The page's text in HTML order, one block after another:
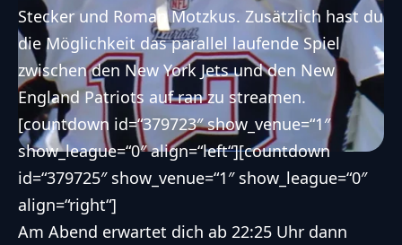
Stecker und Roman Motzkus. Zusätzlich hast du
die Möglichkeit das parallel laufende Spiel
zwischen den New York Jetsund den New
England Patriots auf ran zu streamen.
[countdown id=“379723″ show_venue=“1″
show_league=“0″ align=“left“][countdown
id=“379725″ show_venue=“1″ show_league=“0″
align=“right“]
Am Abend erwartet dich ab 22:25 Uhr dann